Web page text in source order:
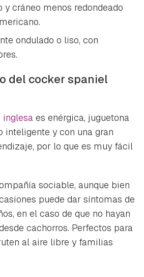
y cráneo menos redondeado
ondulado o liso, con
del cocker spaniel
inglesa es enérgica, juguetona
inteligente y con una gran
por lo que es muy fácil
sociable, aunque bien
puede dar síntomas de
en el caso de que no hayan
cachorros. Perfectos para
al aire libre y familias